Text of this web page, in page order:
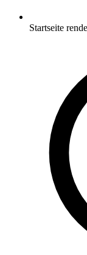
Startseite